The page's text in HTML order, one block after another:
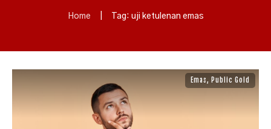
Home Tag: uji ketulenan emas
Emas, Public Gold